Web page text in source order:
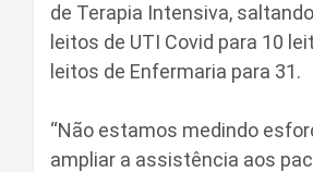
de Terapia Intensiva,
leitos de UTI Covid para 10
leitos de Enfermaria para 31.
“Não estamos medindo
ampliar a assistência aos